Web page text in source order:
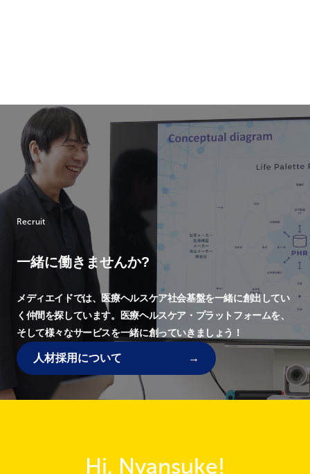
Recruit
一緒に働きませんか?
メディエイドでは、医療ヘルスケア社会基盤を一緒に創出してい
く仲間を探しています。
医療ヘルスケア・プラットフォームを、
そして様々なサービスを一緒に創っていきましょう！
人材採用について
Hi, Nyansuke!